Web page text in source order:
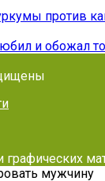
против
и обожал
графических
мужчину